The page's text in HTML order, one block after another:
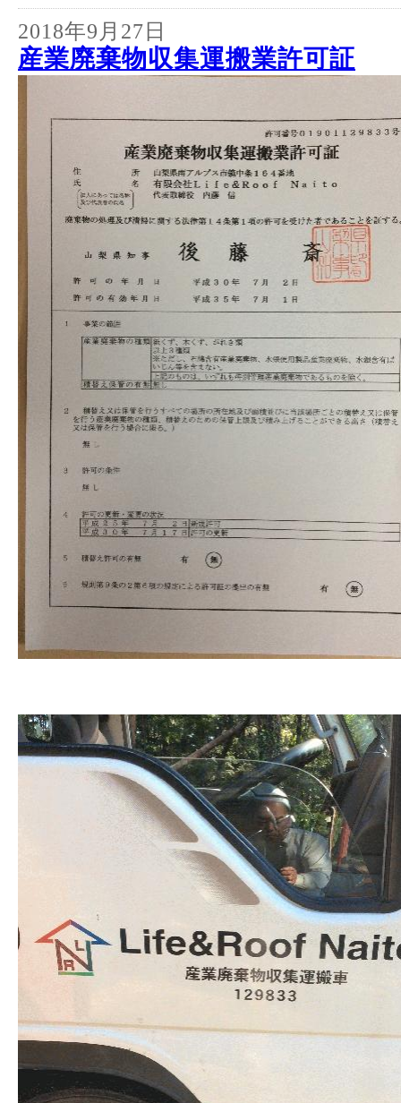
2018年9月27日
産業廃棄物収集運搬業許可証